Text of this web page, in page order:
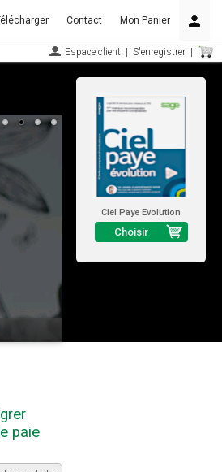
Contact Mon Panier
Espace client S'enregistrer
Ciel Paye Evolution
Choisir
paie